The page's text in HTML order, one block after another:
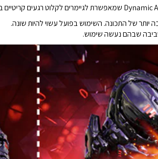
של התכונה. השימוש בפועל עשוי להיות שונה.
שבהם נעשה שימוש.